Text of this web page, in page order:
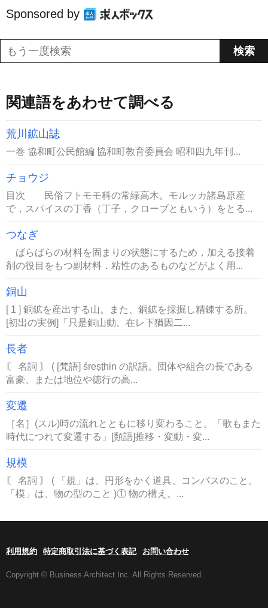
Sponsored by
関連語をあわせて調べる
荒川鉱山誌
一巻 協和町公民館編 協和町教育委員会 昭和四九年刊...
チョウジ
目次 民俗フトモモ科の常緑高木。モルッカ諸島原産
で，スパイスの丁香（丁子，クローブともいう）をとる...
つなぎ
ばらばらの材料を固まりの状態にするため，加える接着
剤の役目をもつ副材料．粘性のあるものなどがよく用...
銅山
[ 1 ] 銅鉱を産出する山。また、銅鉱を採掘し精錬する所。
[初出の実例]「只是銅山動。在レ下猶因二...
長者
〘 名詞 〙 ( [梵語] śreṣṭhin の訳語。団体や組合の長である
富豪、または地位や徳行の高...
変遷
［名］(スル)時の流れとともに移り変わること。「歌もまた
時代につれて変遷する」[類語]推移・変動・変...
規模
〘 名詞 〙 ( 「規」は、円形をかく道具、コンパスのこと。
「模」は、物の型のこと )① 物の構え。...
利用規約 特定商取引法に基づく表記 お問い合わせ
Copyright © Business Architect Inc. All Rights Reserved.